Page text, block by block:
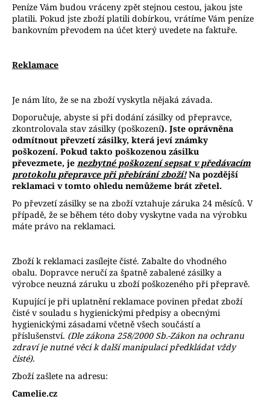
Peníze Vám budou vráceny zpět stejnou cestou, jakou jste
platili. Pokud jste zboží platili dobírkou, vrátíme Vám peníze
bankovním převodem na účet který uvedete na faktuře.
Reklamace
Je nám líto, že se na zboží vyskytla nějaká závada.
Doporučuje, abyste si při dodání zásilky od přepravce,
zkontrolovala stav zásilky (poškození). Jste oprávněna
odmítnout převzetí zásilky, která jeví známky
poškození. Pokud takto poškozenou zásilku
převezmete, je nezbytné poškození sepsat v předávacím
protokolu přepravce při přebírání zboží!Na pozdější
reklamaci v tomto ohledu nemůžeme brát zřetel.
Po převzetí zásilky se na zboží vztahuje záruka 24 měsíců. V
případě, že se během této doby vyskytne vada na výrobku
máte právo na reklamaci.
Zboží k reklamaci zasílejte čisté. Zabalte do vhodného
obalu. Dopravce neručí za špatně zabalené zásilky a
výrobce neuzná záruku u zboží poškozeného při přepravě.
Kupující je při uplatnění reklamace povinen předat zboží
čisté v souladu s hygienickými předpisy a obecnými
hygienickými zásadami včetně všech součástí a
příslušenství. (Dle zákona 258/2000 Sb.-Zákon na ochranu
zdraví je nutné věci k další manipulaci předkládat vždy
čisté).
Zboží zašlete na adresu:
Camelie.cz